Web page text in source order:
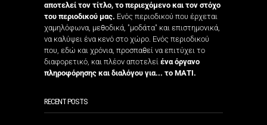
αποτελεί τον τίτλο, το περιεχόμενο και τον στόχο
του περιοδικού μας. Ενός περιοδικού που έρχεται
χαμηλόφωνα, μεθοδικά, "μοδάτα" και επιστημονικά,
να καλύψει ένα κενό στο χώρο. Ενός περιοδικού
που, εδώ και χρόνια, προσπαθεί να επιτύχει το
διαφορετικό, και πλέον αποτελεί ένα όργανο
πληροφόρησης και διαλόγου για... το ΜΑΤΙ.
RECENT POSTS